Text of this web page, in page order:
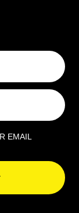
45 mil
de
teve
e
euros
EMAIL